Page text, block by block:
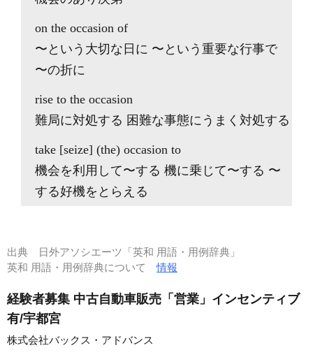
on the occasion of
〜という大切な日に 〜という重要な行事で
〜の折に
rise to the occasion
難局に対処する 困難な事態にうまく対処する
take [seize] (the) occasion to
機会を利用して〜する 機に乗じて〜する 〜
する好機をとらえる
出典
日外アソシエーツ「英和 用語・用例辞典」
英和 用語・用例辞典について情報
経験者募集 中古自動車販売「営業」インセンティブ
有/宇都宮
株式会社バックス・アドバンス